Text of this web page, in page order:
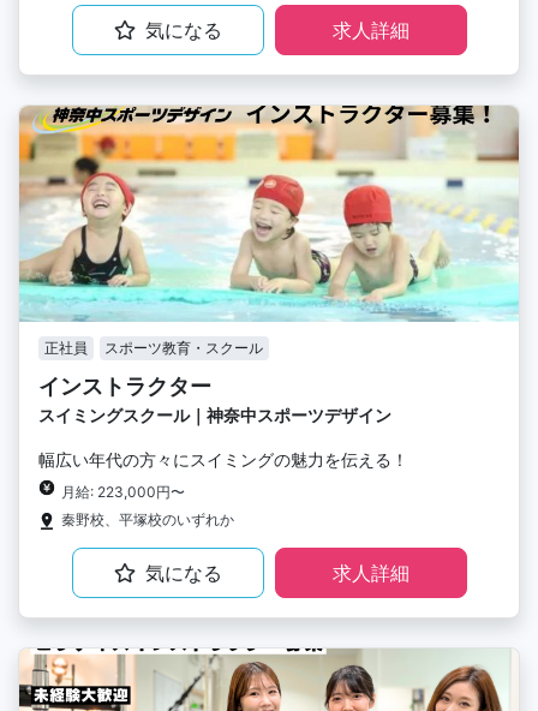
気になる 求人詳細
正社員 スポーツ教育・スクール
インストラクター
スイミングスクール｜神奈中スポーツデザイン
幅広い年代の方々にスイミングの魅力を伝える！
月給: 223,000円〜
秦野校、平塚校のいずれか
気になる 求人詳細